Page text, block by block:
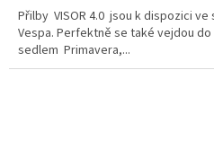
Přilby VISOR 4.0 jsou k dispozici
Vespa. Perfektně se také vejdou
sedlem Primavera,...